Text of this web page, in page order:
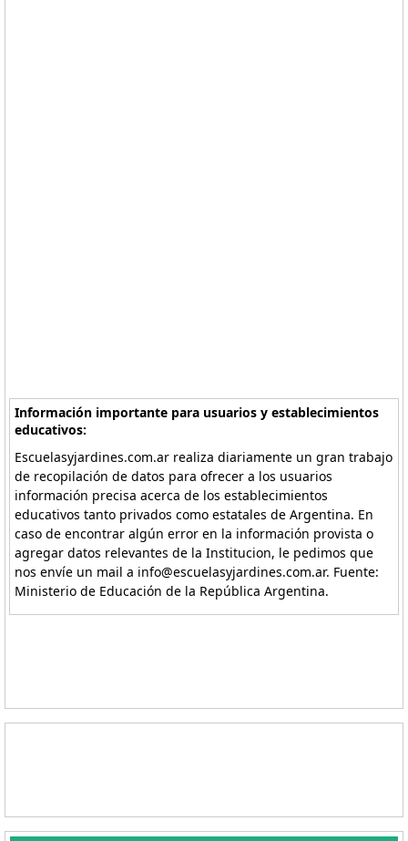
Información importante para usuarios y establecimientos
educativos:
Escuelasyjardines.com.ar realiza diariamente un gran trabajo
de recopilación de datos para ofrecer a los usuarios
información precisa acerca de los establecimientos
educativos tanto privados como estatales de Argentina. En
caso de encontrar algún error en la información provista o
agregar datos relevantes de la Institucion, le pedimos que
nos envíe un mail a info@escuelasyjardines.com.ar. Fuente:
Ministerio de Educación de la República Argentina.